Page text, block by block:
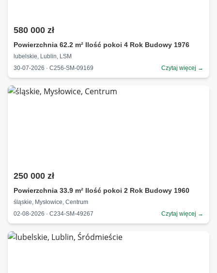
580 000 zł
Powierzchnia 62.2 m² Ilość pokoi 4 Rok Budowy 1976
lubelskie, Lublin, LSM
30-07-2026 · C256-SM-09169
Czytaj więcej →
250 000 zł
Powierzchnia 33.9 m² Ilość pokoi 2 Rok Budowy 1960
śląskie, Mysłowice, Centrum
02-08-2026 · C234-SM-49267
Czytaj więcej →